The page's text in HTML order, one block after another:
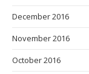
December 2016
November 2016
October 2016